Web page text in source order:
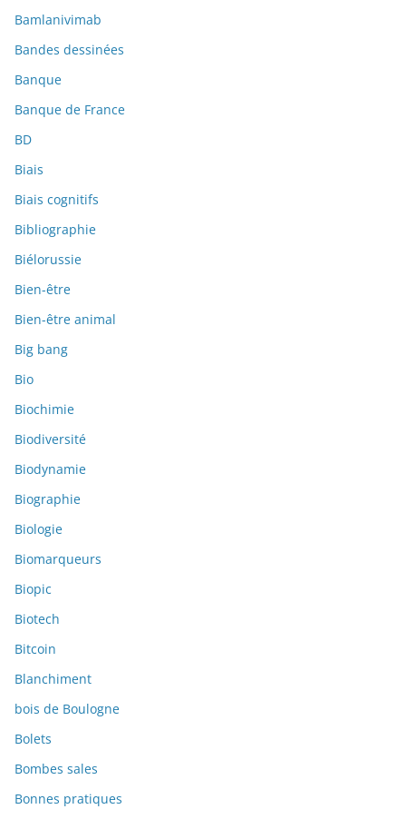
Bamlanivimab
Bandes dessinées
Banque
Banque de France
BD
Biais
Biais cognitifs
Bibliographie
Biélorussie
Bien-être
Bien-être animal
Big bang
Bio
Biochimie
Biodiversité
Biodynamie
Biographie
Biologie
Biomarqueurs
Biopic
Biotech
Bitcoin
Blanchiment
bois de Boulogne
Bolets
Bombes sales
Bonnes pratiques